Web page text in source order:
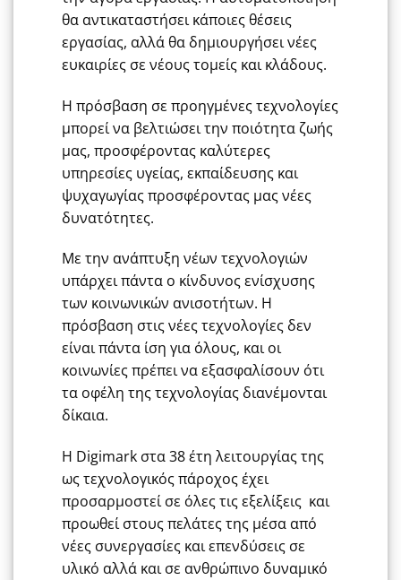
θα αντικαταστήσει κάποιες θέσεις
εργασίας, αλλά θα δημιουργήσει νέες
ευκαιρίες σε νέους τομείς και κλάδους.
Η πρόσβαση σε προηγμένες τεχνολογίες
μπορεί να βελτιώσει την ποιότητα ζωής
μας, προσφέροντας καλύτερες
υπηρεσίες υγείας, εκπαίδευσης και
ψυχαγωγίας προσφέροντας μας νέες
δυνατότητες.
Με την ανάπτυξη νέων τεχνολογιών
υπάρχει πάντα ο κίνδυνος ενίσχυσης
των κοινωνικών ανισοτήτων. Η
πρόσβαση στις νέες τεχνολογίες δεν
είναι πάντα ίση για όλους, και οι
κοινωνίες πρέπει να εξασφαλίσουν ότι
τα οφέλη της τεχνολογίας διανέμονται
δίκαια.
Η Digimark στα 38 έτη λειτουργίας της
ως τεχνολογικός πάροχος έχει
προσαρμοστεί σε όλες τις εξελίξεις και
προωθεί στους πελάτες της μέσα από
νέες συνεργασίες και επενδύσεις σε
υλικό αλλά και σε ανθρώπινο δυναμικό